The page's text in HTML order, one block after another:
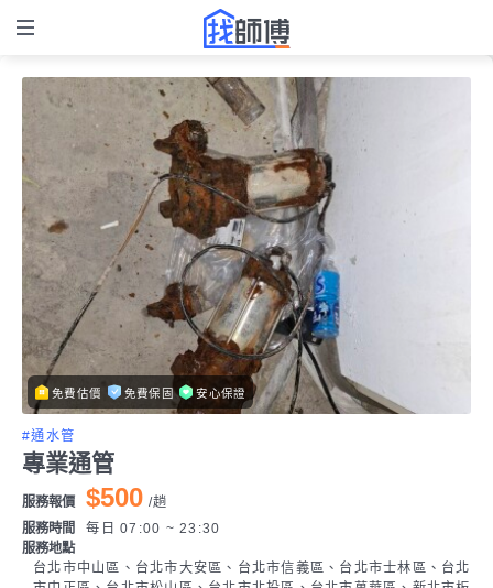
免費估價 免費保固 安心保證
#通水管
專業通管
服務報價 $500 /趟
服務時間
每日 07:00 ~ 23:30
服務地點
台北市中山區、台北市大安區、台北市信義區、台北市士林區、台北